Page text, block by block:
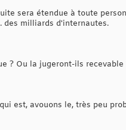
sera étendue à toute
des milliards d'internautes.
? Ou la jugeront-ils recevable
est, avouons le, très peu